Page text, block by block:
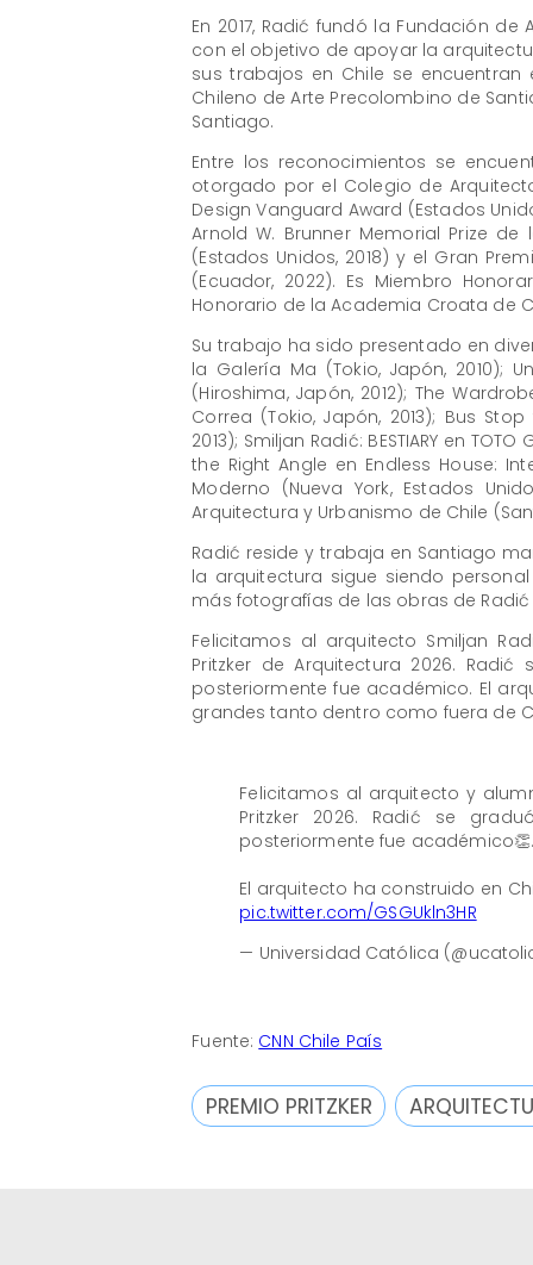
En 2017, Radić fundó la Fundación
con el objetivo de apoyar la
sus trabajos en Chile se encuentran
Chileno de Arte Precolombino de
Santiago.
Entre los reconocimientos se
otorgado por el Colegio de
Design Vanguard Award (Estados
Arnold W. Brunner Memorial Prize
(Estados Unidos, 2018) y el Gran
(Ecuador, 2022). Es Miembro
Honorario de la Academia Croata de
Su trabajo ha sido presentado en
la Galería Ma (Tokio, Japón, 2010);
(Hiroshima, Japón, 2012); The
Correa (Tokio, Japón, 2013); Bus
2013); Smiljan Radić: BESTIARY en
the Right Angle en Endless House:
Moderno (Nueva York, Estados
Arquitectura y Urbanismo de Chile
Radić reside y trabaja en Santiago
la arquitectura sigue siendo
más fotografías de las obras de
Felicitamos al arquitecto Smiljan
Pritzker de Arquitectura 2026.
posteriormente fue académico. El
grandes tanto dentro como fuera de
Felicitamos al arquitecto y
Pritzker 2026. Radić se
posteriormente fue académico👏​.
El arquitecto ha construido en
pic.twitter.com/GSGUkln3HR
— Universidad Católica
Fuente: CNN Chile País
PREMIO PRITZKER